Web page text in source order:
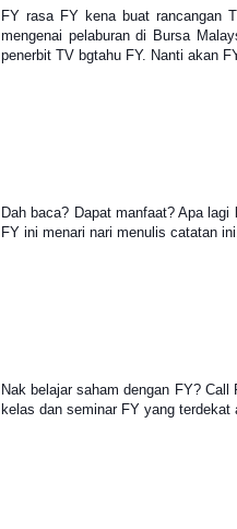
FY rasa FY kena buat rancangan
mengenai pelaburan di Bursa
penerbit TV bgtahu FY. Nanti akan
Dah baca? Dapat manfaat? Apa
FY ini menari nari menulis catatan
Nak belajar saham dengan FY?
kelas dan seminar FY yang terdekat